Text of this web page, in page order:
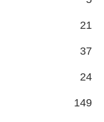
21
37
24
149